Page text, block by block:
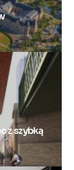
z szybką